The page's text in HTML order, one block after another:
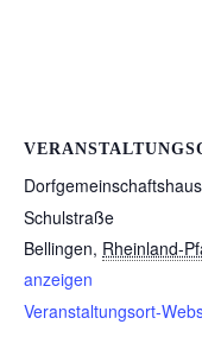
Schulstraße
Bellingen, Rheinland-
anzeigen
Veranstaltungsort-